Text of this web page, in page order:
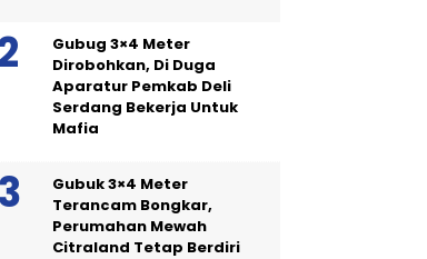
Gubug 3×4 Meter
Dirobohkan, Di Duga
Aparatur Pemkab Deli
Serdang Bekerja Untuk
Mafia
Gubuk 3×4 Meter
Terancam Bongkar,
Perumahan Mewah
Citraland Tetap Berdiri